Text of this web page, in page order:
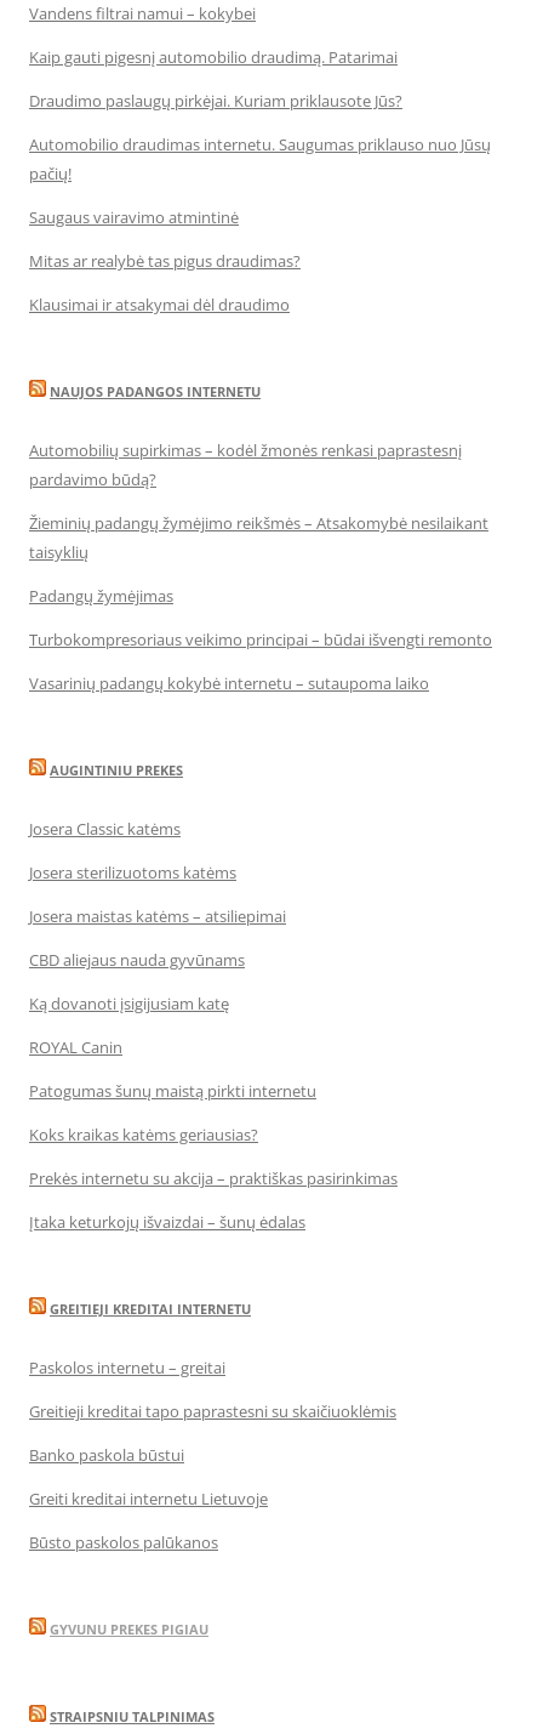
Vandens filtrai namui – kokybei
Kaip gauti pigesnį automobilio draudimą. Patarimai
Draudimo paslaugų pirkėjai. Kuriam priklausote Jūs?
Automobilio draudimas internetu. Saugumas priklauso nuo Jūsų
pačių!
Saugaus vairavimo atmintinė
Mitas ar realybė tas pigus draudimas?
Klausimai ir atsakymai dėl draudimo
NAUJOS PADANGOS INTERNETU
Automobilių supirkimas – kodėl žmonės renkasi paprastesnį
pardavimo būdą?
Žieminių padangų žymėjimo reikšmės – Atsakomybė nesilaikant
taisyklių
Padangų žymėjimas
Turbokompresoriaus veikimo principai – būdai išvengti remonto
Vasarinių padangų kokybė internetu – sutaupoma laiko
AUGINTINIU PREKES
Josera Classic katėms
Josera sterilizuotoms katėms
Josera maistas katėms – atsiliepimai
CBD aliejaus nauda gyvūnams
Ką dovanoti įsigijusiam katę
ROYAL Canin
Patogumas šunų maistą pirkti internetu
Koks kraikas katėms geriausias?
Prekės internetu su akcija – praktiškas pasirinkimas
Įtaka keturkojų išvaizdai – šunų ėdalas
GREITIEJI KREDITAI INTERNETU
Paskolos internetu – greitai
Greitieji kreditai tapo paprastesni su skaičiuoklėmis
Banko paskola būstui
Greiti kreditai internetu Lietuvoje
Būsto paskolos palūkanos
GYVUNU PREKES PIGIAU
STRAIPSNIU TALPINIMAS